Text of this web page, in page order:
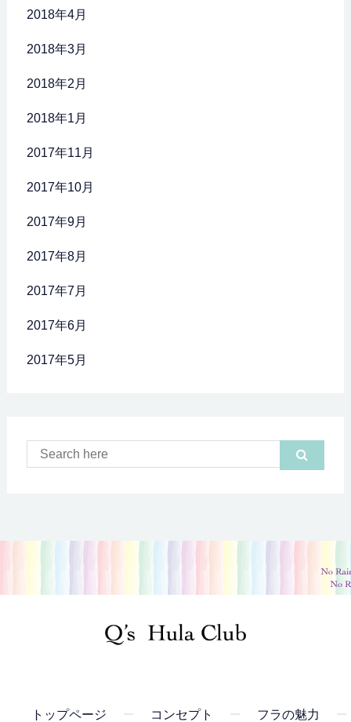
2018年4月
2018年3月
2018年2月
2018年1月
2017年11月
2017年10月
2017年9月
2017年8月
2017年7月
2017年6月
2017年5月
トップページ コンセプト フラの魅力